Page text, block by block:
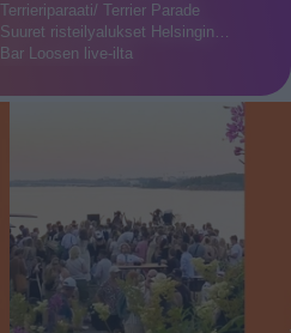
Terrieriparaati/ Terrier Parade
Suuret risteilyalukset Helsingin…
Bar Loosen live-ilta